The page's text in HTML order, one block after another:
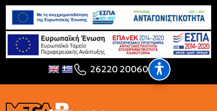
26220 20060